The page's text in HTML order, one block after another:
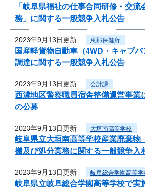
「岐阜県福祉の仕事合同研修・交流
務」に関する一般競争入札公告
2023年9月13日更新 恵那保健所
国産軽貨物自動車（4WD・キャブ
調達に関する一般競争入札公告
2023年9月13日更新 会計課
西濃地区警察職員宿舎整備運営事業
の公募
2023年9月13日更新 大垣南高等学校
岐阜県立大垣南高等学校産業廃棄物
搬及び処分業務に関する一般競争入
2023年9月13日更新 岐阜総合学園高等学
岐阜県立岐阜総合学園高等学校で実